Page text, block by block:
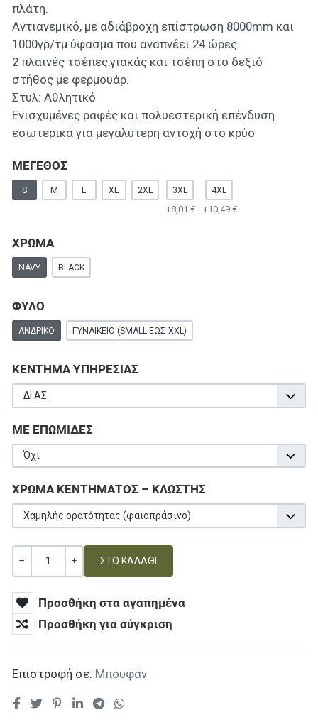
πλάτη.
Αντιανεμικό, με αδιάβροχη επίστρωση 8000mm και
1000γρ/τμ ύφασμα που αναπνέει 24 ώρες.
2 πλαινές τσέπες,γιακάς και τσέπη στο δεξιό
στήθος με φερμουάρ.
Στυλ: Αθλητικό
Ενισχυμένες ραφές και πολυεστερική επένδυση
εσωτερικά για μεγαλύτερη αντοχή στο κρύο
ΜΕΓΕΘΟΣ
S M L XL 2XL 3XL
+8,01 €
4XL
+10,49 €
ΧΡΩΜΑ
NAVY BLACK
ΦΥΛΟ
ΑΝΔΡΙΚΌ ΓΥΝΑΙΚΕΊΟ (SMALL ΕΩΣ XXL)
ΚΕΝΤΗΜΑ ΥΠΗΡΕΣΙΑΣ
ΔΙ.ΑΣ.
ΜΕ ΕΠΩΜΙΔΕΣ
Όχι
ΧΡΩΜΑ ΚΕΝΤΗΜΑΤΟΣ – ΚΛΩΣΤΗΣ
Χαμηλής ορατότητας (φαιοπράσινο)
Ποσότητα
Προσθήκη στα αγαπημένα
Προσθήκη για σύγκριση
Επιστροφή σε: Μπουφάν